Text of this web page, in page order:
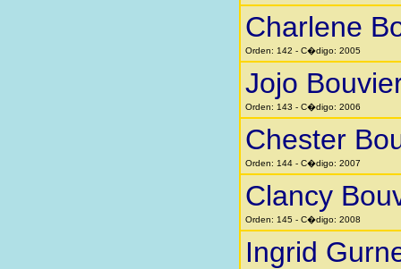
Charlene
Orden: 142 - C�digo: 2005
Jojo
Orden: 143 - C�digo: 2006
Chester
Orden: 144 - C�digo: 2007
Clancy
Orden: 145 - C�digo: 2008
Ingrid